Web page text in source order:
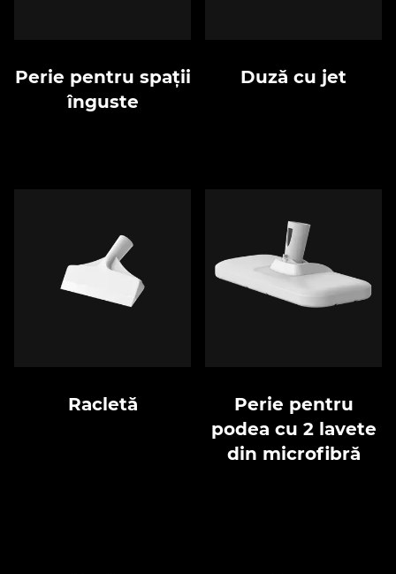
Perie pentru spații
înguste
Duză cu jet
Racletă
Perie pentru
podea cu 2 lavete
din microfibră